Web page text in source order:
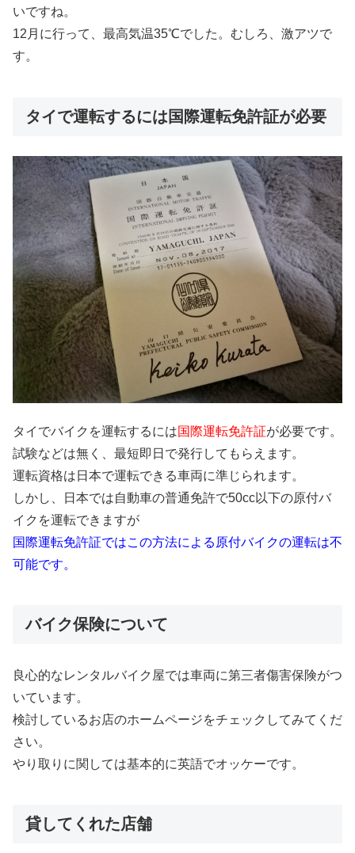
いですね。
12月に行って、最高気温35℃でした。むしろ、激アツで
す。
タイで運転するには国際運転免許証が必要
タイでバイクを運転するには国際運転免許証が必要です。
試験などは無く、最短即日で発行してもらえます。
運転資格は日本で運転できる車両に準じられます。
しかし、日本では自動車の普通免許で50cc以下の原付バ
イクを運転できますが
国際運転免許証ではこの方法による原付バイクの運転は不
可能です。
バイク保険について
良心的なレンタルバイク屋では車両に第三者傷害保険がつ
いています。
検討しているお店のホームページをチェックしてみてくだ
さい。
やり取りに関しては基本的に英語でオッケーです。
貸してくれた店舗